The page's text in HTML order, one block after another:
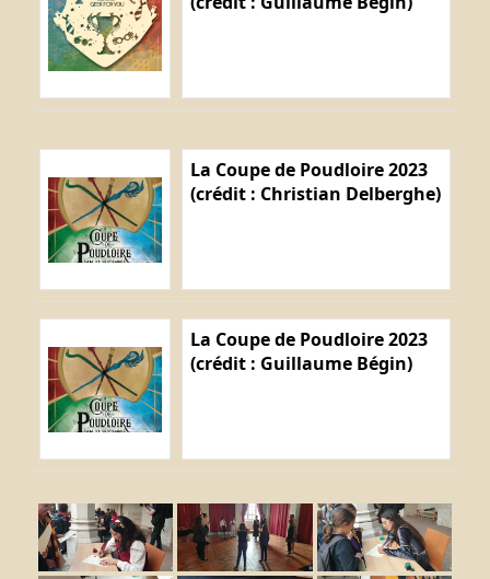
La Coupe de Poudloire 2023
(crédit : Christian Delberghe)
La Coupe de Poudloire 2023
(crédit : Guillaume Bégin)